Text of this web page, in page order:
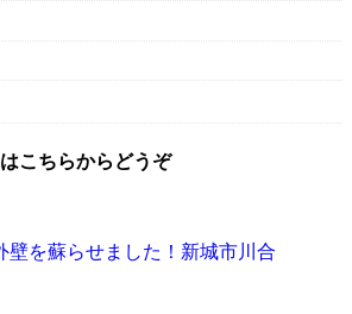
こちらからどうぞ
壁を蘇らせました！新城市川合